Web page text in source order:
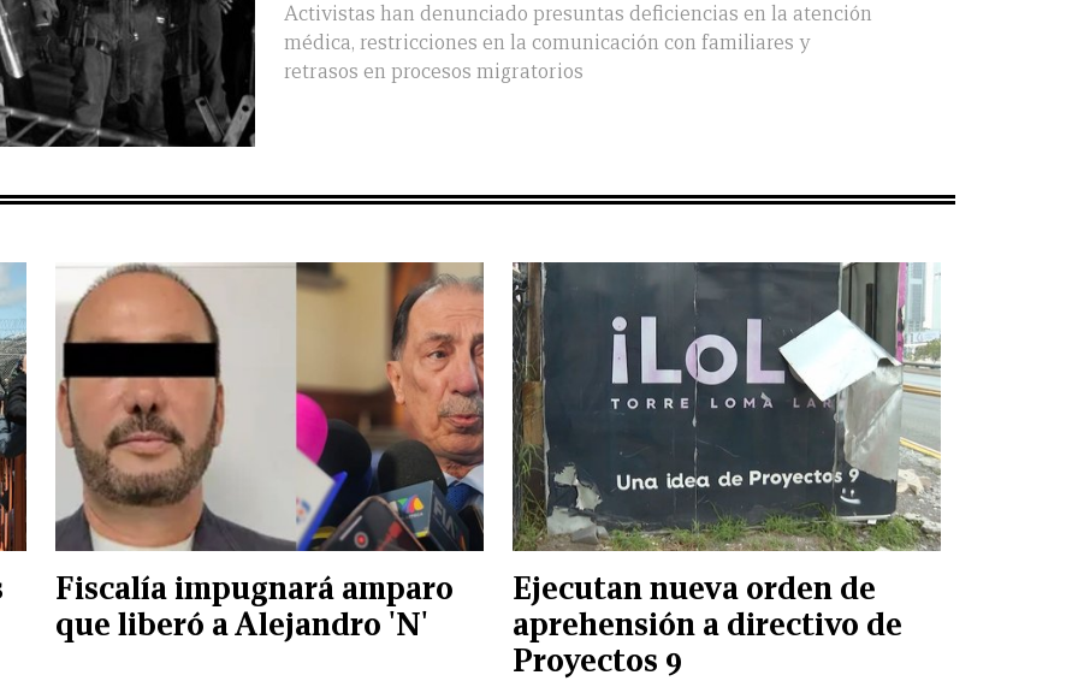
Activistas han denunciado presuntas deficiencias en la atención
médica, restricciones en la comunicación con familiares y
retrasos en procesos migratorios
Fiscalía impugnará amparo
que liberó a Alejandro 'N'
Ejecutan nueva orden de
aprehensión a directivo de
Proyectos 9